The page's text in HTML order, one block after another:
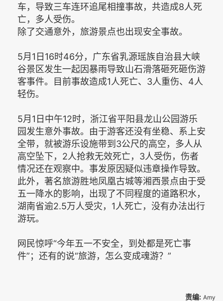
车，导致三车连环追尾相撞事故，共造成8人死
亡，多人受伤。
除了交通意外，旅游景点也出现安全事故。
5月1日16时46分，广东省乳源瑶族自治县大峡
谷景区发生一起因暴雨导致山石滑落砸死砸伤游
客事件。目前事故造成1人死亡、3人重伤、4人
轻伤。
5月1日中午12时，浙江省平阳县龙山公园游乐
园发生意外事故。由于游客还没有坐稳、系上安
全带，就被游乐设施带到3公尺的高空，多人从
高空坠下，2人抢救无效死亡，3人受伤，伤者
情况还在观察中。事发原因疑似违章操作导致。
此外，著名旅游胜地凤凰古城等湘西景点由于受
五一降水的影响，出现了不同程度的道路积水，
湖南省逾2.5万人受灾，1人死亡，没有办法出行
游玩。
网民惊呼“今年五一不安全，到处都是死亡事
件”；还有的说“旅游，怎么变成魂游？”
责编: Amy